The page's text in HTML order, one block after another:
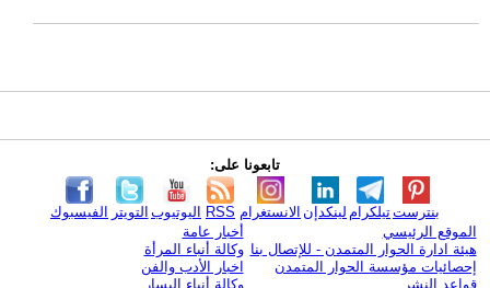
تابعونا على:
الفيسبوك التويتر اليوتيوب RSS الانستغرام لينكدإن تيلكرامبنترست
الموقع الرئيسي
هيئة ادارة الحوار المتمدن - للإتصال بنا
إحصائيات مؤسسة الحوار المتمدن
قواعد النشر
أخبار عامة
وكالة أنباء المرأة
اخبار الأدب والفن
وكالة أنباء اليسار